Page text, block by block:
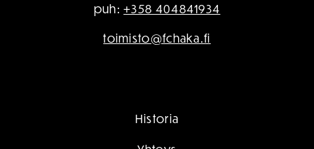
puh:+358 404841934
toimisto@fchaka.fi
Historia